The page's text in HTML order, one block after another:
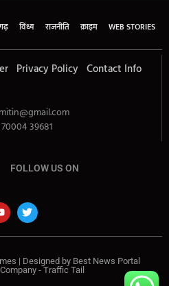
विंध्य राजनीति क्राइम WEB STORIES
Privacy Policy Contact Info
39681
FOLLOW US ON
| Designed by Best News Portal
-Traffic Tail